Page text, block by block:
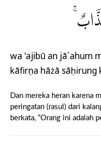
wa 'ajibū an jā`ahum
kāfirụna hāżā sāḥirung
Dan mereka heran karena
peringatan (rasul) dari
berkata, “Orang ini adalah